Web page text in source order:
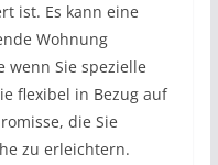
ist. Es kann eine
Wohnung
wenn Sie spezielle
flexibel in Bezug auf
die Sie
zu erleichtern.